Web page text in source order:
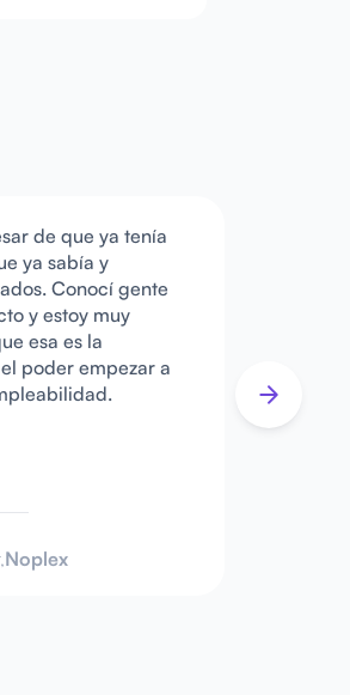
de que ya tenía
ya sabía y
Conocí gente
y estoy muy
esa es la
poder empezar a
Noplex